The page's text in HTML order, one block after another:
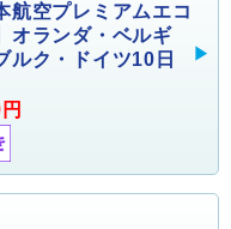
航空プレミアムエコ
オランダ・ベルギ
ルク・ドイツ10日